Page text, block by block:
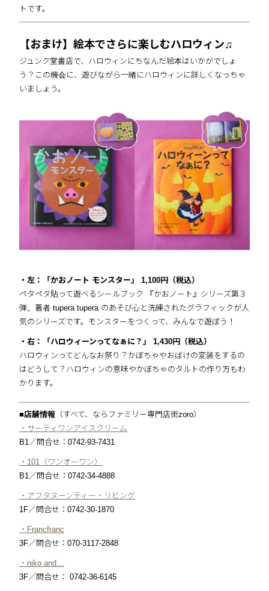
トです。
【おまけ】絵本でさらに楽しむハロウィン♫
ジュンク堂書店で、ハロウィンにちなんだ絵本はいかがでしょ
う？この機会に、遊びながら一緒にハロウィンに詳しくなっちゃ
いましょう。
・左：「かおノート モンスター」 1,100円（税込）
ペタペタ貼って遊べるシールブック 『かおノート』シリーズ第３
弾。著者 tupera tupera のあそび心と洗練されたグラフィックが人
気のシリーズです。モンスターをつくって、みんなで遊ぼう！
・右：「ハロウィーンってなぁに？」
1,430円（税込）
ハロウィンってどんなお祭り？かぼちゃやおばけの変装をするの
はどうして？ハロウィンの意味やかぼちゃのタルトの作り方もわ
かります。
■店舗情報 （すべて、ならファミリー専門店街zoro）
・サーティワンアイスクリーム
B1／問合せ：0742-93-7431
・101（ワンオーワン）
B1／問合せ：0742-34-4888
・アフタヌーンティー・リビング
1F／問合せ：0742-30-1870
・Francfranc
3F／問合せ：070-3117-2848
・niko and…
3F／問合せ： 0742-36-6145